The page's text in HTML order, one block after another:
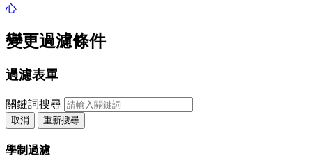
心
變更過濾條件
過濾表單
關鍵詞搜尋
取消 重新搜尋
學制過濾